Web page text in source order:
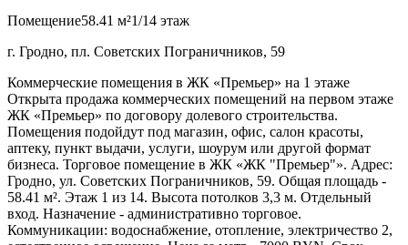
Помещение58.41 м²1/14 этаж
г. Гродно, пл. Советских Пограничников, 59
Коммерческие помещения в ЖК «Премьер» на 1 этаже
Открыта продажа коммерческих помещений на первом этаже
ЖК «Премьер» по договору долевого строительства.
Помещения подойдут под магазин, офис, салон красоты,
аптеку, пункт выдачи, услуги, шоурум или другой формат
бизнеса. Торговое помещение в ЖК «ЖК "Премьер"». Адрес:
Гродно, ул. Советских Пограничников, 59. Общая площадь -
58.41 м². Этаж 1 из 14. Высота потолков 3,3 м. Отдельный
вход. Назначение - административно торговое.
Коммуникации: водоснабжение, отопление, электричество 2,